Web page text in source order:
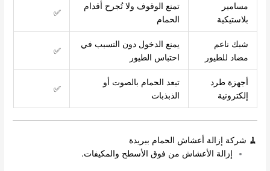
مسامير
بلاستيكية
تمنع الوقوف ولا تُجرح أقدام
الحمام
✅
شبك ناعم
مضاد للطيور
يمنع الدخول دون التسبب في
احتباس الطيور
✅
أجهزة طرد
إلكترونية
تبعد الحمام بالصوت أو
الذبذبات
✅
🧹 شركة إزالة أعشاش الحمام ببريدة
إزالة الأعشاش من فوق الأسطح والمكيفات.